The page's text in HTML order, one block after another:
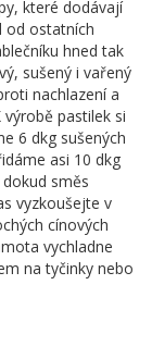
které dodávají
od ostatních
hned tak
sušený i vařený
nachlazení a
pastilek si
6 dkg sušených
asi 10 dkg
směs
vyzkoušejte v
cínových
vychladne
na tyčinky nebo